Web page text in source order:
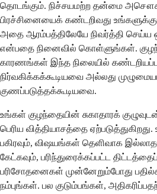
தொடங்கும். நிச்சயமற்ற தன்மை
பிரச்சினையைக் கண்டறிவது
அதை ஆரம்பத்திலேயே நிவர்த்தி செய்ய
என்பதை நினைவில் கொள்ளுங்கள்.
காரணங்கள் இந்த நிலையில்
நிர்வகிக்கக்கூடியவை அல்லது
குணப்படுத்தக்கூடியவை.
உங்கள் குழந்தையின் சுகாதாரக்
பெரிய வித்தியாசத்தை
பகிரவும், விஷயங்கள் தெளிவாக
கேட்கவும், பரிந்துரைக்கப்பட்ட
பரிசோதனைகள் முன்னேறும்போது
நம்புங்கள். பல குடும்பங்கள்,